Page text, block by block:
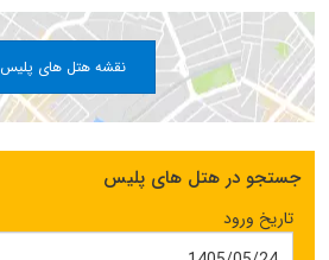
نقشه هتل های پلیس
جستجو در هتل های پلیس
تاریخ ورود